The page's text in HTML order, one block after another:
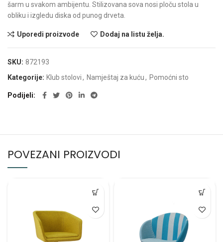
šarm u svakom ambijentu. Stilizovana sova nosi ploču stola u
obliku i izgledu diska od punog drveta.
Uporedi proizvode Dodaj na listu želja.
SKU: 872193
Kategorije: Klub stolovi, Namještaj za kuću, Pomoćni sto
Podijeli
POVEZANI PROIZVODI